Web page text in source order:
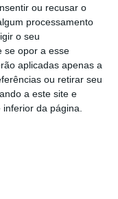
ou recusar o
processamento
o seu
se opor a esse
aplicadas apenas a
ou retirar seu
a este site e
da página.